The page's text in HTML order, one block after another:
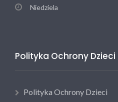
Niedziela
Polityka Ochrony Dzieci
Polityka Ochrony Dzieci